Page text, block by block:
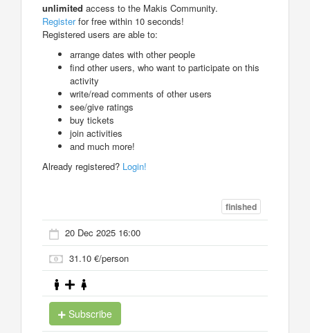
unlimited access to the Makis Community.
Registerfor free within 10 seconds!
Registered users are able to:
arrange dates with other people
find other users, who want to participate on this
activity
write/read comments of other users
see/give ratings
buy tickets
join activities
and much more!
Already registered? Login!
finished
20 Dec 2025 16:00
31.10 €/person
Subscribe